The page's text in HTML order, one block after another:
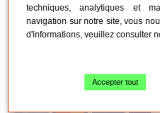
SAV sous 24h
Paiement 100%
techniques, analytiques et
navigation sur notre site, vous
d'informations, veuillez consulter
Accepter tout